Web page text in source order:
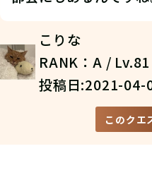
こりな
RANK：A / Lv.81
投稿日:2021-04-
このクエ